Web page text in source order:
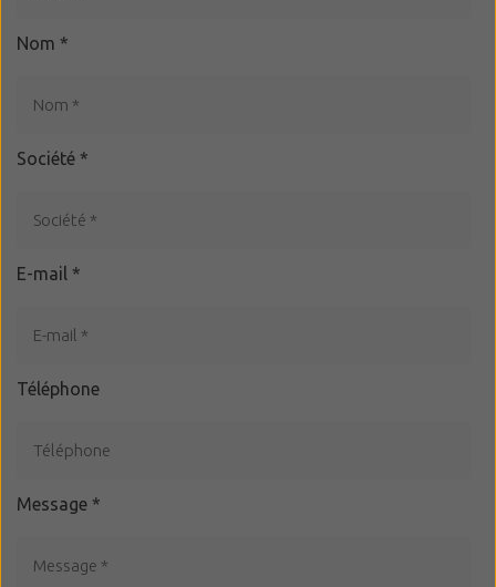
Nom *
Société *
E-mail *
Téléphone
Message *